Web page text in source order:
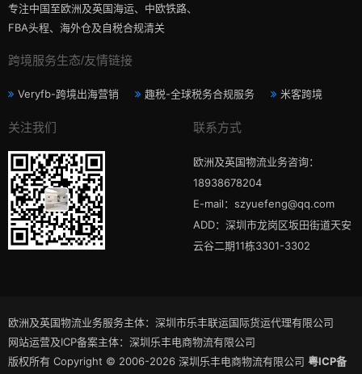
专注中国至欧洲及英国海运、中欧铁路、
FBA头程、海外仓及自税合规清关
跨境服务生态/友情链接
Veryfb-跨境出海营销 趣税-全球税务合规服务 米客跨境
关注我们 联系方式
欧洲及英国物流业务咨询：
18938678204
E-mail：szyuefeng@qq.com
ADD：深圳市龙岗区坂田街道天安
云谷二期11栋3301-3302
欧洲及英国物流业务服务主体：深圳市乐丰联运国际货运代理有限公司
网站运营及ICP备案主体：深圳乐丰电商物流有限公司
版权所有 Copyright © 2006-2026 深圳乐丰电商物流有限公司 粤ICP备